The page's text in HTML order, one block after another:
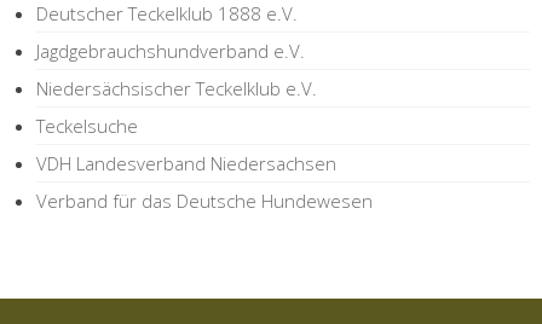
Deutscher Teckelklub 1888 e.V.
Jagdgebrauchshundverband e.V.
Niedersächsischer Teckelklub e.V.
Teckelsuche
VDH Landesverband Niedersachsen
Verband für das Deutsche Hundewesen